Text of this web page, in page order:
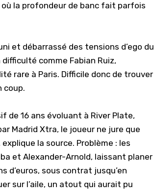
la profondeur de banc fait parfois
et débarrassé des tensions d’ego du
comme Fabian Ruiz,
rare à Paris. Difficile donc de trouver
coup.
de 16 ans évoluant à River Plate,
Madrid Xtra, le joueur ne jure que
la source. Problème : les
et Alexander-Arnold, laissant planer
d’euros, sous contrat jusqu’en
sur l’aile, un atout qui aurait pu